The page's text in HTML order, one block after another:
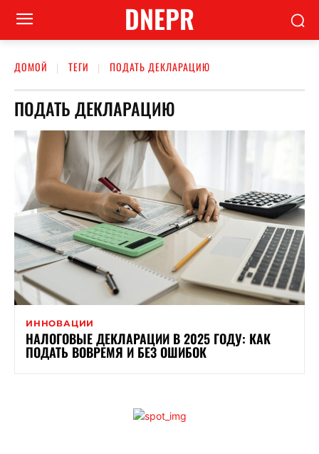
DNEPR
ДОМОЙ ТЕГИ ПОДАТЬ ДЕКЛАРАЦИЮ
ПОДАТЬ ДЕКЛАРАЦИЮ
ИННОВАЦИИ
НАЛОГОВЫЕ ДЕКЛАРАЦИИ В 2025 ГОДУ: КАК
ПОДАТЬ ВОВРЕМЯ И БЕЗ ОШИБОК